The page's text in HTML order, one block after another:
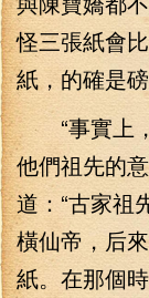
怪三張紙會
紙，的確是
“事實上，
他們祖先的
道：“古家祖
橫仙帝，后
紙。在那個